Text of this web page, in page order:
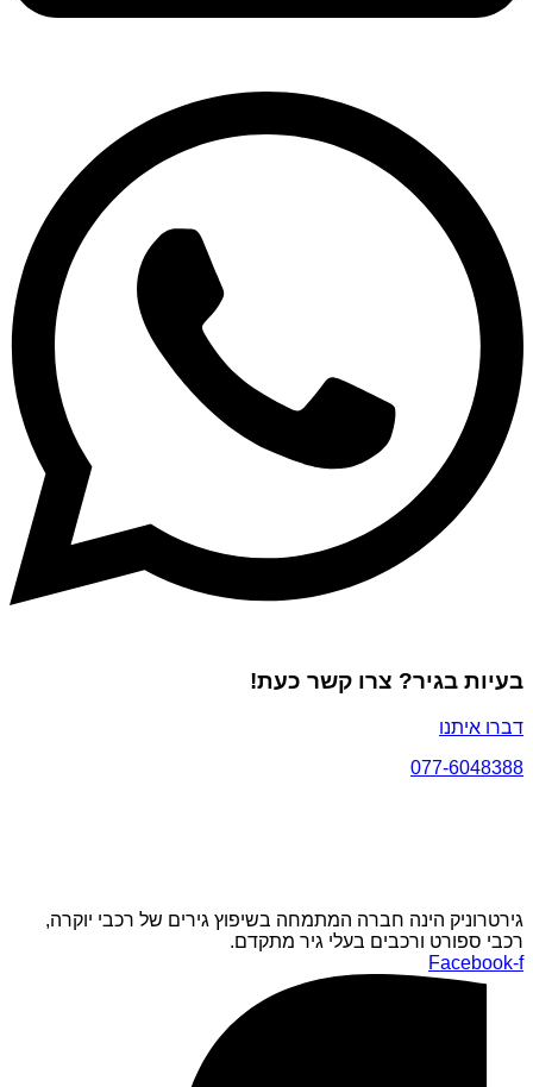
בעיות בגיר? צרו קשר כעת!
דברו איתנו
077-6048388
גירטרוניק הינה חברה המתמחה בשיפוץ גירים של רכבי יוקרה,
רכבי ספורט ורכבים בעלי גיר מתקדם.
Facebook-f